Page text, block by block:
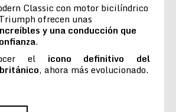
Classic con motor bicilíndrico
ofrecen unas
y una conducción que
.
el icono definitivo del
, ahora más evolucionado.